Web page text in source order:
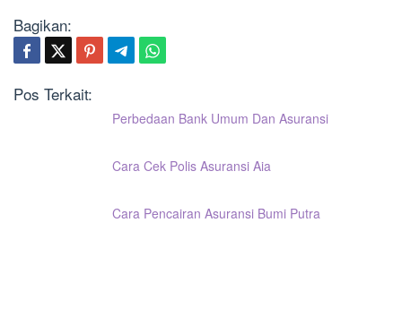
Bagikan:
Pos Terkait:
Perbedaan Bank Umum Dan Asuransi
Cara Cek Polis Asuransi Aia
Cara Pencairan Asuransi Bumi Putra